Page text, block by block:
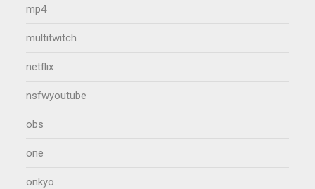
mp4
multitwitch
netflix
nsfwyoutube
obs
one
onkyo